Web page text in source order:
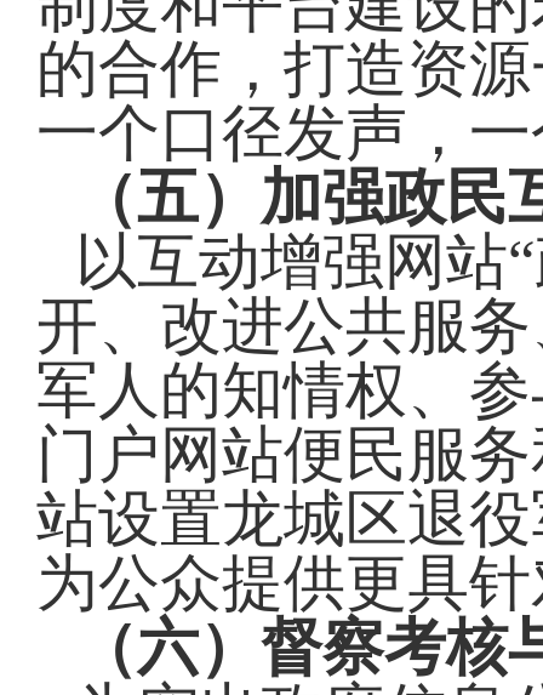
的合作，打造资
一个口径发声，
（五） 加强政民
以互动增强网站
开、改进公共服
军人 的知情权、
门户网站便民服
站设置龙城区退
为公众提供更具
（六）督察考核